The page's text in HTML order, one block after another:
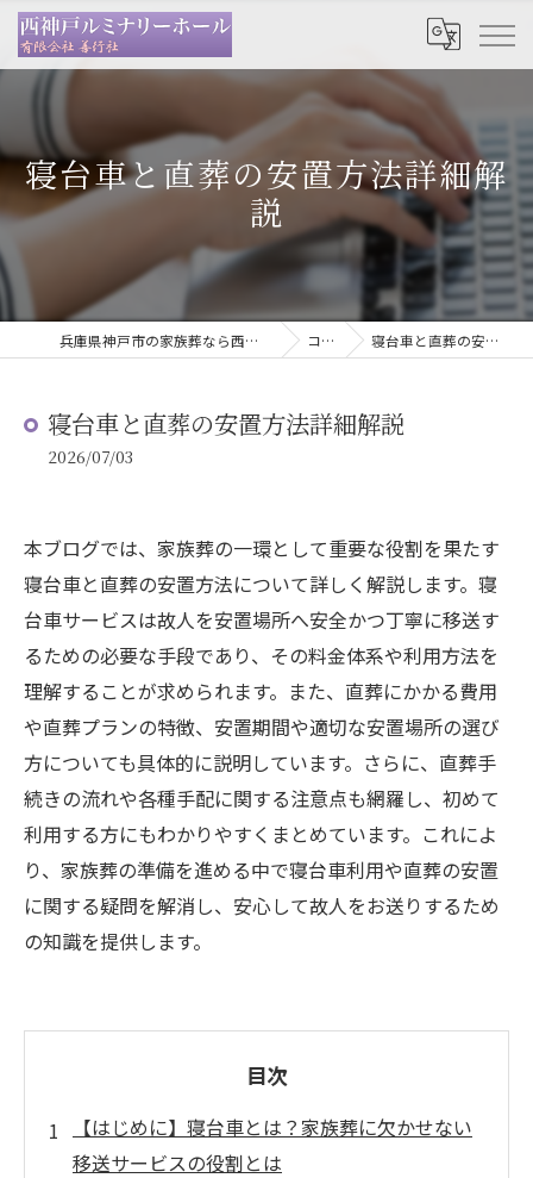
寝台車と直葬の安置方法詳細解
説
兵庫県神戸市の家族葬なら西神戸ルミナリーホール コラム 寝台車と直葬の安置方法詳細解説
寝台車と直葬の安置方法詳細解説
2026/07/03
本ブログでは、家族葬の一環として重要な役割を果たす
寝台車と直葬の安置方法について詳しく解説します。寝
台車サービスは故人を安置場所へ安全かつ丁寧に移送す
るための必要な手段であり、その料金体系や利用方法を
理解することが求められます。また、直葬にかかる費用
や直葬プランの特徴、安置期間や適切な安置場所の選び
方についても具体的に説明しています。さらに、直葬手
続きの流れや各種手配に関する注意点も網羅し、初めて
利用する方にもわかりやすくまとめています。これによ
り、家族葬の準備を進める中で寝台車利用や直葬の安置
に関する疑問を解消し、安心して故人をお送りするため
の知識を提供します。
目次
【はじめに】寝台車とは？家族葬に欠かせない
移送サービスの役割とは